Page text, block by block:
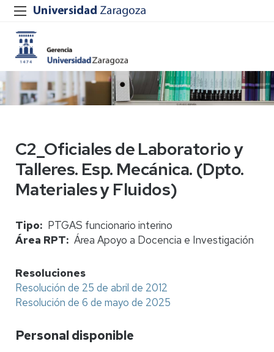
C2_Oficiales de Laboratorio y
Talleres. Esp. Mecánica. (Dpto.
Materiales y Fluidos)
Tipo
PTGAS funcionario interino
Área RPT
Área Apoyo a Docencia e Investigación
Resoluciones
Resolución de 25 de abril de 2012
Resolución de 6 de mayo de 2025
Personal disponible